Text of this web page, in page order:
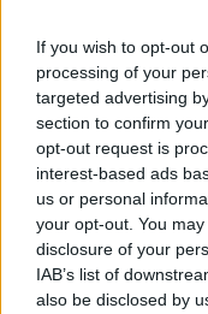
If you wish to opt-out
processing of your
targeted advertising
section to confirm
opt-out request is
interest-based ads
us or personal
your opt-out. You
disclosure of your
IAB’s list of
also be disclosed by
画像をクリックまた